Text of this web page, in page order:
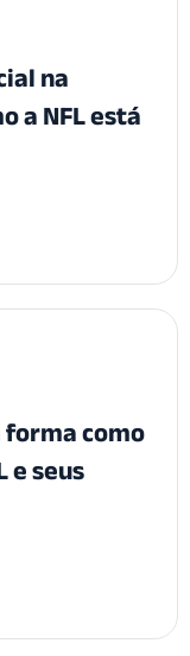
na
a NFL está
forma como
e seus